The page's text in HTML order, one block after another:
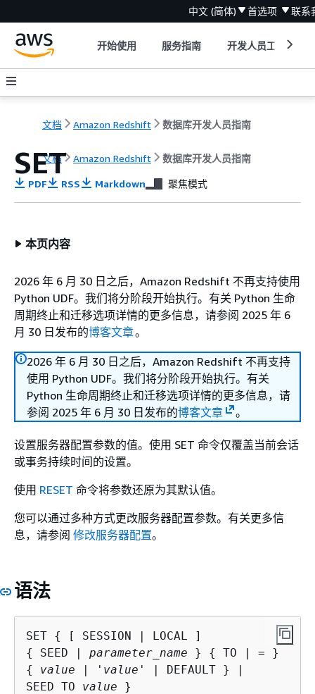
中文 (简体) 首选项 联系
开始使用 服务指南 开发人员工具
文档 Amazon Redshift 数据库开发人员指南
文档 Amazon Redshift 数据库开发人员指南
SET
PDF RSS Markdown 聚焦模式
本页内容
2026 年 6 月 30 日之后，Amazon Redshift 不再支持使用
Python UDF。我们将分阶段开始执行。有关 Python 生命
周期终止和迁移选项详情的更多信息，请参阅 2025 年 6
月 30 日发布的博客文章。
2026 年 6 月 30 日之后，Amazon Redshift 不再支持
使用 Python UDF。我们将分阶段开始执行。有关
Python 生命周期终止和迁移选项详情的更多信息，请
参阅 2025 年 6 月 30 日发布的博客文章 。
设置服务器配置参数的值。使用 SET 命令仅覆盖当前会话
或事务持续时间的设置。
使用 RESET 命令将参数还原为其默认值。
您可以通过多种方式更改服务器配置参数。有关更多信
息，请参阅 修改服务器配置。
语法
SET {
{
SEED | parameter_name } {
{
value | ' value ' | DEFAULT } |
SEED TO value }